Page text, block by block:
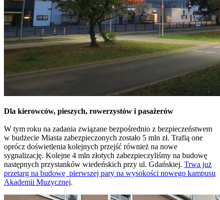
Dla kierowców, pieszych, rowerzystów i pasażerów
W tym roku na zadania związane bezpośrednio z bezpieczeństwem
w budżecie Miasta zabezpieczonych zostało 5 mln zł. Trafią one
oprócz doświetlenia kolejnych przejść również na nowe
sygnalizację. Kolejne 4 mln złotych zabezpieczyliśmy na budowę
następnych przystanków wiedeńskich przy ul. Gdańskiej. Trwa już
przetarg na budowę pierwszej pary na wysokości nowego kampusu
Akademii Muzycznej.